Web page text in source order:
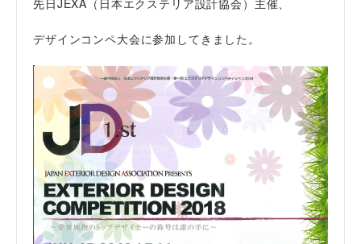
デザインコンペ大会に参加してきました。